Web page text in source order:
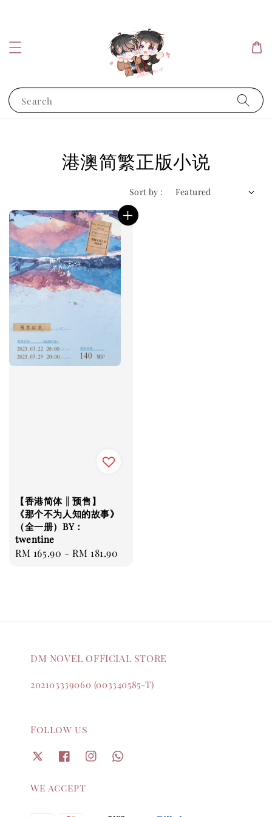
Search
港澳简繁正版小说
Sort by :
【香港简体 || 预售】
《那个不为人知的故事》
（全一册）BY：
twentine
Regular
RM 165.90 -RM 181.90
DM NOVEL OFFICIAL STORE
202103339060 (003340585-T)
Follow us
We accept